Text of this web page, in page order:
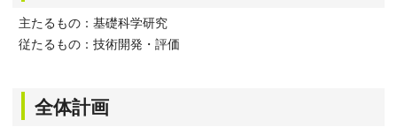
主たるもの：基礎科学研究
従たるもの：技術開発・評価
全体計画